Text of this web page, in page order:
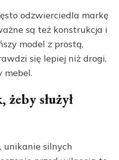
odzwierciedla markę
są też konstrukcja i
model z prostą,
się lepiej niż drogi,
mebel.
służył
unikanie silnych